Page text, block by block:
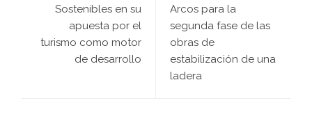
Sostenibles en su
apuesta por el
turismo como motor
de desarrollo
Arcos para la
segunda fase de las
obras de
estabilización de una
ladera